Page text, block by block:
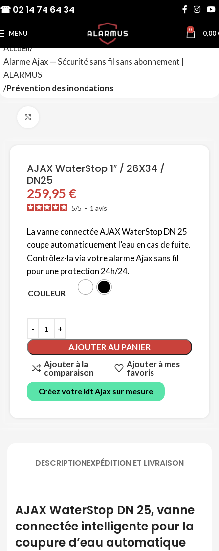
☎ 02 14 74 64 34
MENU 0 0,00
Accueil
Alarme Ajax — Sécurité sans fil sans abonnement |
ALARMUS
Prévention des inondations
AJAX WaterStop 1″ / 26X34 /
DN25
259,95 €
5/5 - 1 avis
La vanne connectée AJAX WaterStop DN 25
coupe automatiquement l’eau en cas de fuite.
Contrôlez-la via votre alarme Ajax sans fil
pour une protection 24h/24.
COULEUR
AJOUTER AU PANIER
Ajouter à la
comparaison
Ajouter à mes
favoris
Créez votre kit Ajax sur mesure
DESCRIPTIONEXPÉDITION ET LIVRAISON
AJAX WaterStop DN 25, vanne
connectée intelligente pour la
coupure d’eau automatique